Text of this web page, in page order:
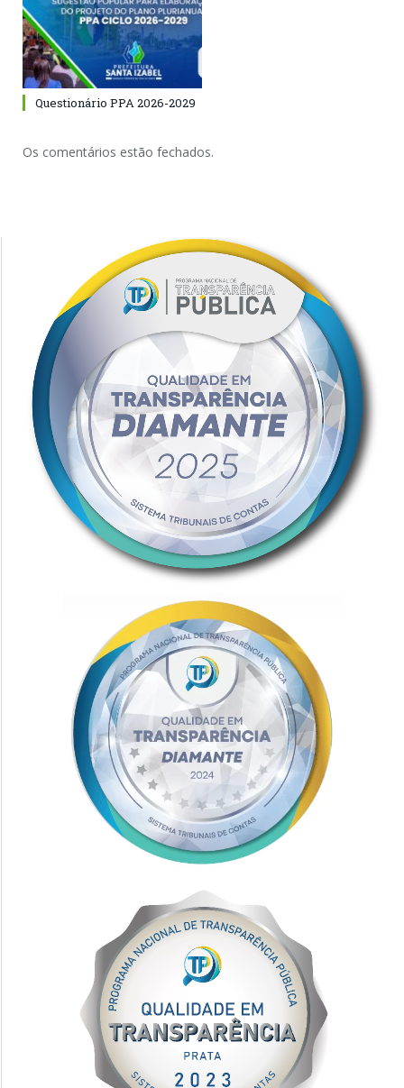
Questionário PPA 2026-2029
Os comentários estão fechados.